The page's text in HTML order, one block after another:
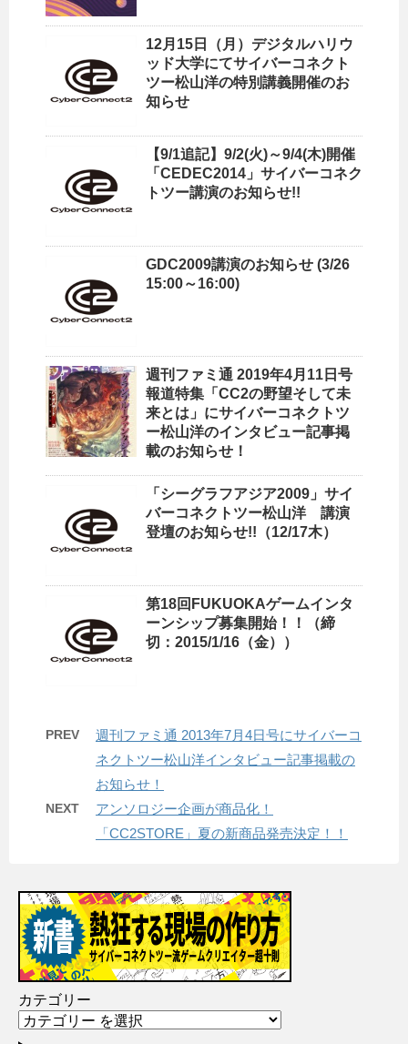
12月15日（月）デジタルハリウ
ッド大学にてサイバーコネクト
ツー松山洋の特別講義開催のお
知らせ
【9/1追記】9/2(火)～9/4(木)開催
「CEDEC2014」サイバーコネク
トツー講演のお知らせ!!
GDC2009講演のお知らせ (3/26
15:00～16:00)
週刊ファミ通 2019年4月11日号
報道特集「CC2の野望そして未
来とは」にサイバーコネクトツ
ー松山洋のインタビュー記事掲
載のお知らせ！
「シーグラフアジア2009」サイ
バーコネクトツー松山洋 講演
登壇のお知らせ!!（12/17木）
第18回FUKUOKAゲームインタ
ーンシップ募集開始！！（締
切：2015/1/16（金））
PREV
週刊ファミ通 2013年7月4日号にサイバーコ
ネクトツー松山洋インタビュー記事掲載の
お知らせ！
NEXT
アンソロジー企画が商品化！
「CC2STORE」夏の新商品発売決定！！
カテゴリー